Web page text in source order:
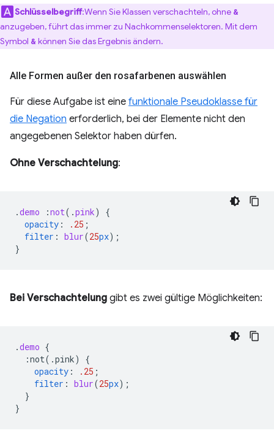
Schlüsselbegriff:Wenn Sie Klassen verschachteln, ohne &
anzugeben, führt das immer zu Nachkommenselektoren. Mit dem
Symbol & können Sie das Ergebnis ändern.
Alle Formen außer den rosafarbenen auswählen
Für diese Aufgabe ist eine funktionale Pseudoklasse für
die Negation erforderlich, bei der Elemente nicht den
angegebenen Selektor haben dürfen.
Ohne Verschachtelung:
.demo :not( .pink)
{
opacity : .25 ;
filter : blur(25px);
}
Bei Verschachtelung gibt es zwei gültige Möglichkeiten:
.demo {
:not(.pink)
{
opacity : .25 ;
filter : blur(25px);
}
}